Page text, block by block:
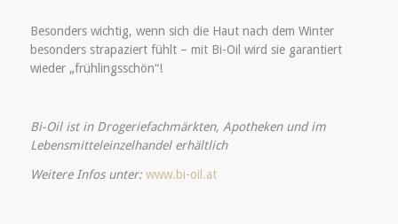
Besonders wichtig, wenn sich die Haut nach dem Winter
besonders strapaziert fühlt – mit Bi-Oil wird sie garantiert
wieder „frühlingsschön“!
Bi-Oil ist in Drogeriefachmärkten, Apotheken und im
Lebensmitteleinzelhandel erhältlich
Weitere Infos unter: www.bi-oil.at